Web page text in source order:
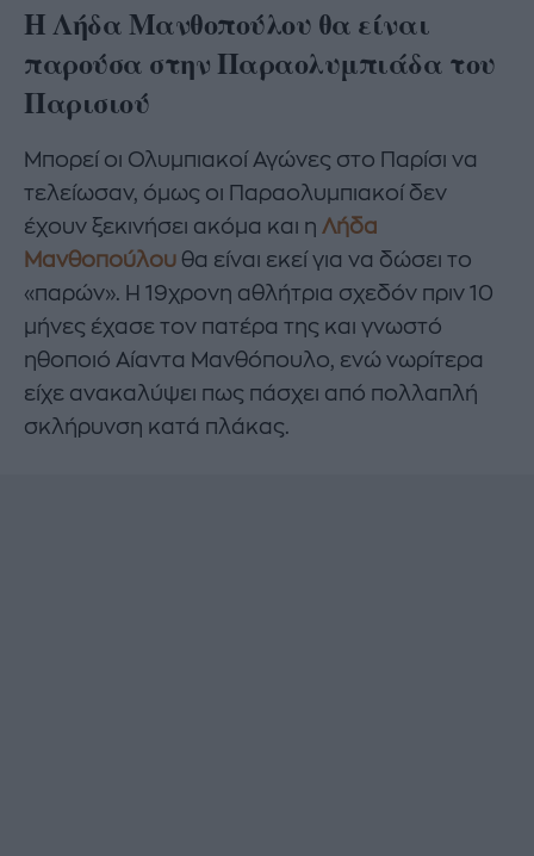
Η Λήδα Μανθοπούλου θα είναι
παρούσα στην Παραολυμπιάδα του
Παρισιού
Μπορεί οι Ολυμπιακοί Αγώνες στο Παρίσι να
τελείωσαν, όμως οι Παραολυμπιακοί δεν
έχουν ξεκινήσει ακόμα και η Λήδα
Μανθοπούλου θα είναι εκεί για να δώσει το
«παρών». Η 19χρονη αθλήτρια σχεδόν πριν 10
μήνες έχασε τον πατέρα της και γνωστό
ηθοποιό Αίαντα Μανθόπουλο, ενώ νωρίτερα
είχε ανακαλύψει πως πάσχει από πολλαπλή
σκλήρυνση κατά πλάκας.